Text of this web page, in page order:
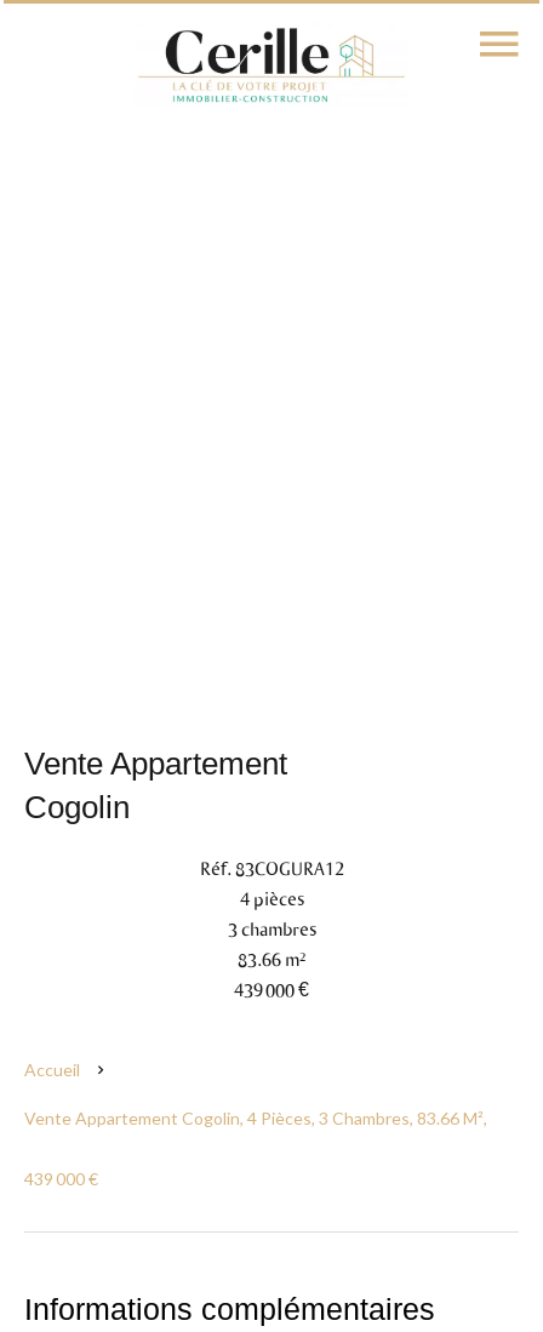
Vente Appartement
Cogolin
Réf. 83COGURA12
4 pièces
3 chambres
83.66 m²
439 000 €
Accueil
Vente Appartement Cogolin, 4 Pièces, 3 Chambres, 83.66 M²,
439 000 €
Informations complémentaires